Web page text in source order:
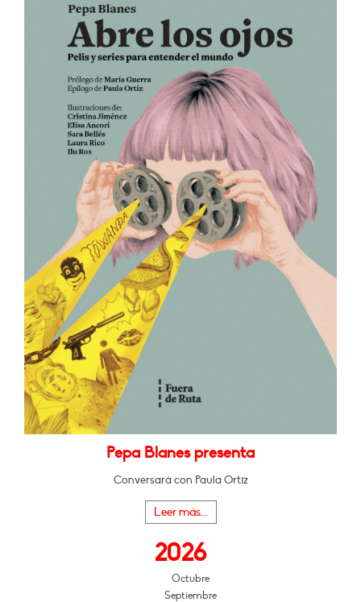
Pepa Blanes presenta
Conversará con Paula Ortiz
Leer más...
2026
Octubre
Septiembre